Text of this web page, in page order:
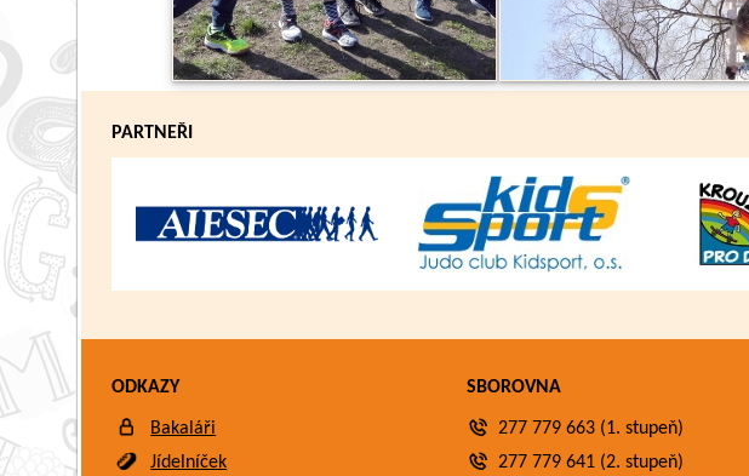
PARTNEŘI
ODKAZY
Bakaláři
Jídelníček
SBOROVNA
277 779 663 (1. stupeň)
277 779 641 (2. stupeň)